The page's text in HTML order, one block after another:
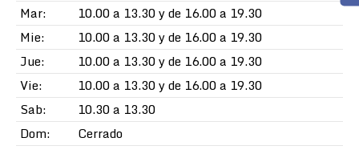
Mar:
10.00 a 13.30 y de 16.00 a 19.30
Mie:
10.00 a 13.30 y de 16.00 a 19.30
Jue:
10.00 a 13.30 y de 16.00 a 19.30
Vie:
10.00 a 13.30 y de 16.00 a 19.30
Sab:
10.30 a 13.30
Dom:
Cerrado